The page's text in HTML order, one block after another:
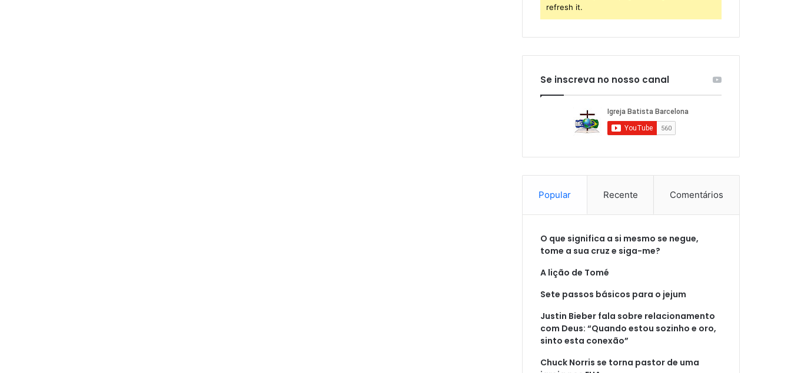
refresh it.
Se inscreva no nosso canal
Popular Recente Comentários
O que significa a si mesmo se negue,
tome a sua cruz e siga-me?
A lição de Tomé
Sete passos básicos para o jejum
Justin Bieber fala sobre relacionamento
com Deus: “Quando estou sozinho e oro,
sinto esta conexão”
Chuck Norris se torna pastor de uma